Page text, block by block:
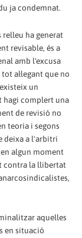
ja condemnat.
relleu ha generat
revisable, és a
amb l'excusa
al·legant que no
un
hagi complert una
de revisió no
teoria i segons
deixa a l'arbitri
algun moment
contra la llibertat
aquelles
en situació